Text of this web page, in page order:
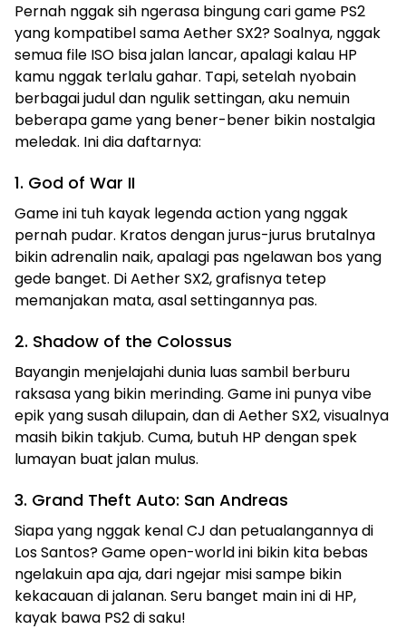
Pernah nggak sih ngerasa bingung cari game PS2
yang kompatibel sama Aether SX2? Soalnya, nggak
semua file ISO bisa jalan lancar, apalagi kalau HP
kamu nggak terlalu gahar. Tapi, setelah nyobain
berbagai judul dan ngulik settingan, aku nemuin
beberapa game yang bener-bener bikin nostalgia
meledak. Ini dia daftarnya:
1. God of War II
Game ini tuh kayak legenda action yang nggak
pernah pudar. Kratos dengan jurus-jurus brutalnya
bikin adrenalin naik, apalagi pas ngelawan bos yang
gede banget. Di Aether SX2, grafisnya tetep
memanjakan mata, asal settingannya pas.
2. Shadow of the Colossus
Bayangin menjelajahi dunia luas sambil berburu
raksasa yang bikin merinding. Game ini punya vibe
epik yang susah dilupain, dan di Aether SX2, visualnya
masih bikin takjub. Cuma, butuh HP dengan spek
lumayan buat jalan mulus.
3. Grand Theft Auto: San Andreas
Siapa yang nggak kenal CJ dan petualangannya di
Los Santos? Game open-world ini bikin kita bebas
ngelakuin apa aja, dari ngejar misi sampe bikin
kekacauan di jalanan. Seru banget main ini di HP,
kayak bawa PS2 di saku!